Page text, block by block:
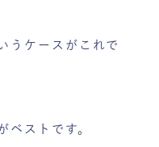
うケースがこれで
ベストです。